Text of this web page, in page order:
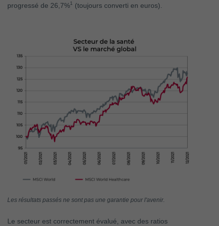
progressé de 26,7%1 (toujours converti en euros).
Les résultats passés ne sont pas une garantie pour l'avenir.
Le secteur est correctement évalué, avec des ratios